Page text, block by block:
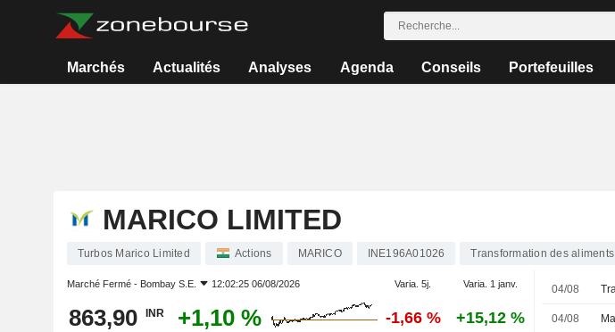
Marchés Actualités Analyses Agenda Conseils Portefeuilles
MARICO LIMITED
Turbos Marico Limited Actions MARICO INE196A01026 Transformation des aliments
Marché Fermé - Bombay S.E. 12:02:25 06/08/2026 Varia. 5j. Varia. 1 janv.
863,90 INR +1,10 % -1,66 % +15,12 %
04/08
04/08